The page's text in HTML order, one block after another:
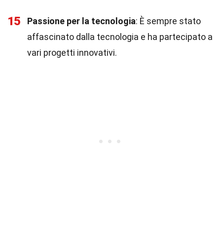
15 Passione per la tecnologia: È sempre stato
affascinato dalla tecnologia e ha partecipato a
vari progetti innovativi.